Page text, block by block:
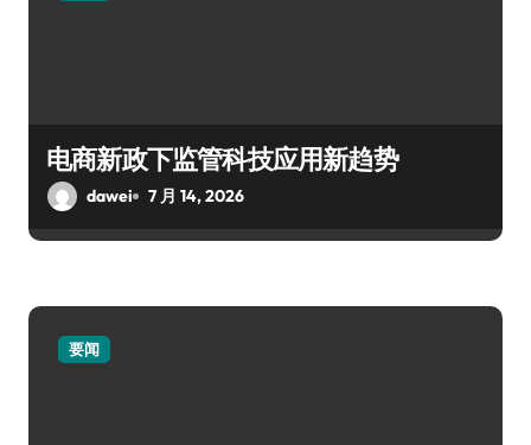
电商新政下监管科技应用新趋势
dawei 7 月 14, 2026
要闻